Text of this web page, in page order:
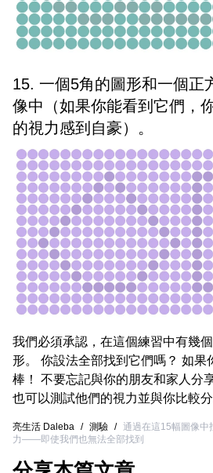
15. 一個5角的圖形和一個正
像中（如果你能看到它們，
的視力感到自豪）。
我們必須承認，在這個練習中有幾
形。 你設法全部找到它們嗎？ 如果
棒！ 不要忘記與你的朋友和家人分
也可以測試他們的視力並與你比較分
亮生活 Daleba / 測驗 / 通過在這15幅圖像中
力——即使我們也無法全部找到